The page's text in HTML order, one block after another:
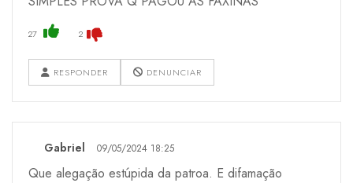
27 2
RESPONDER DENUNCIAR
Gabriel 09/05/2024 18:25
Que alegação estúpida da patroa. E difamação